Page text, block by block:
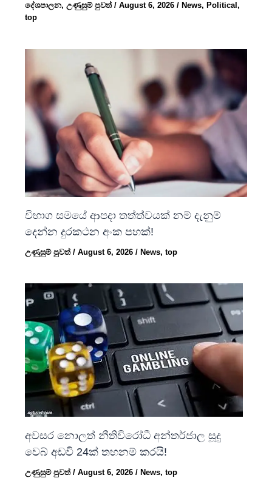
දේශපාලන,උණුසුම් පුවත්/August 6, 2026/ News, Political,
top
විභාග සමයේ ආපදා තත්ත්වයක් නම් දැනුම්
දෙන්න දුරකථන අංක පහක්!
උණුසුම් පුවත්/August 6, 2026/ News,top
අවසර නොලත් නීතිවිරෝධී අන්තර්ජාල සූදු
වෙබ් අඩවි 24ක් තහනම් කරයි!
උණුසුම් පුවත්/August 6, 2026/News,top